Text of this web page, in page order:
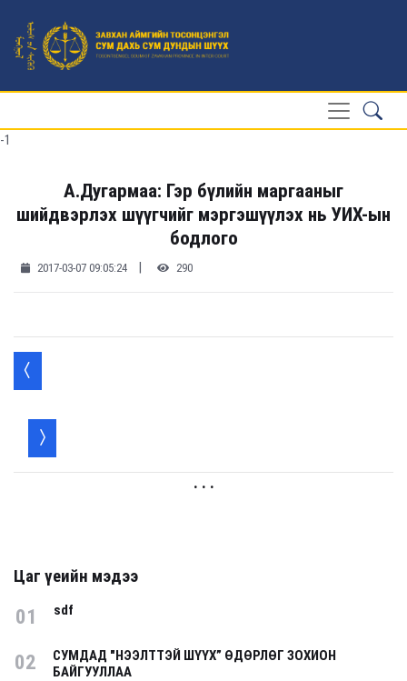
-1
А.Дугармаа: Гэр бүлийн маргааныг
шийдвэрлэх шүүгчийг мэргэшүүлэх нь УИХ-ын
бодлого
2017-03-07 09:05:24 | 290
. . .
Цаг үеийн мэдээ
01 sdf
02
СУМДАД "НЭЭЛТТЭЙ ШҮҮХ” ӨДӨРЛӨГ ЗОХИОН
БАЙГУУЛЛАА